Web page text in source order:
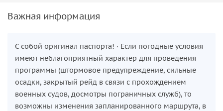
Важная информация
С собой оригинал паспорта! · Если погодные условия
имеют неблагоприятный характер для проведения
программы (штормовое предупреждение, сильные
осадки, закрытый рейд в связи с прохождением
военных судов, досмотры пограничных служб), то
возможны изменения запланированного маршрута, в